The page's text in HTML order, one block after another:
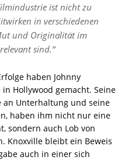
ist nicht zu
in verschiedenen
und Originalität im
sind.“
haben Johnny
Hollywood gemacht. Seine
an Unterhaltung und seine
haben ihm nicht nur eine
sondern auch Lob von
Knoxville bleibt ein Beweis
auch in einer sich